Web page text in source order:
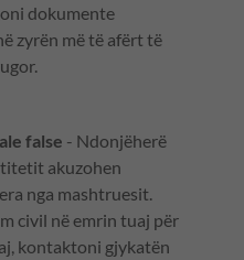
dokumente
zyrën më të afërt të
false - Ndonjëherë
akuzohen
nga mashtruesit.
civil në emrin tuaj për
kontaktoni gjykatën